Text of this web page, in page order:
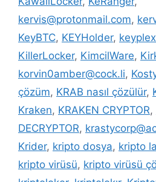
kervis@protonmail.com,
KeyBTC, KEYHolder,
KillerLocker, KimcilWare,
korvin0amber@cock.li,
çözüm, KRAB nasıl çözülür,
Kraken, KRAKEN CRYPTOR,
DECRYPTOR,
Krider, kripto dosya, kripto
kripto virüsü, kripto virüsü